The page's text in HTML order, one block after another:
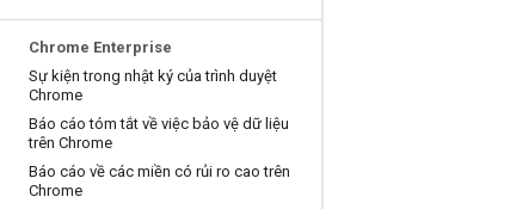
Chrome Enterprise
Sự kiện trong nhật ký của trình duyệt
Chrome
Báo cáo tóm tắt về việc bảo vệ dữ liệu
trên Chrome
Báo cáo về các miền có rủi ro cao trên
Chrome